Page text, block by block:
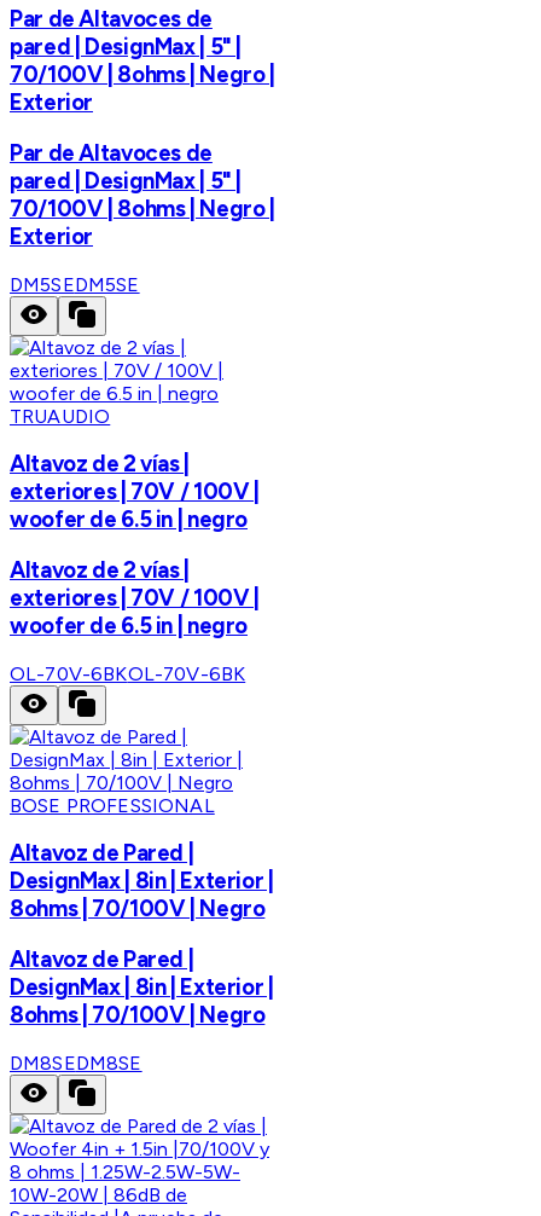
Par de Altavoces de
pared | DesignMax | 5" |
70/100V | 8ohms | Negro |
Exterior
Par de Altavoces de
pared | DesignMax | 5" |
70/100V | 8ohms | Negro |
Exterior
DM5SEDM5SE
TRUAUDIO
Altavoz de 2 vías |
exteriores | 70V / 100V |
woofer de 6.5 in | negro
Altavoz de 2 vías |
exteriores | 70V / 100V |
woofer de 6.5 in | negro
OL-70V-6BKOL-70V-6BK
BOSE PROFESSIONAL
Altavoz de Pared |
DesignMax | 8in | Exterior |
8ohms | 70/100V | Negro
Altavoz de Pared |
DesignMax | 8in | Exterior |
8ohms | 70/100V | Negro
DM8SEDM8SE